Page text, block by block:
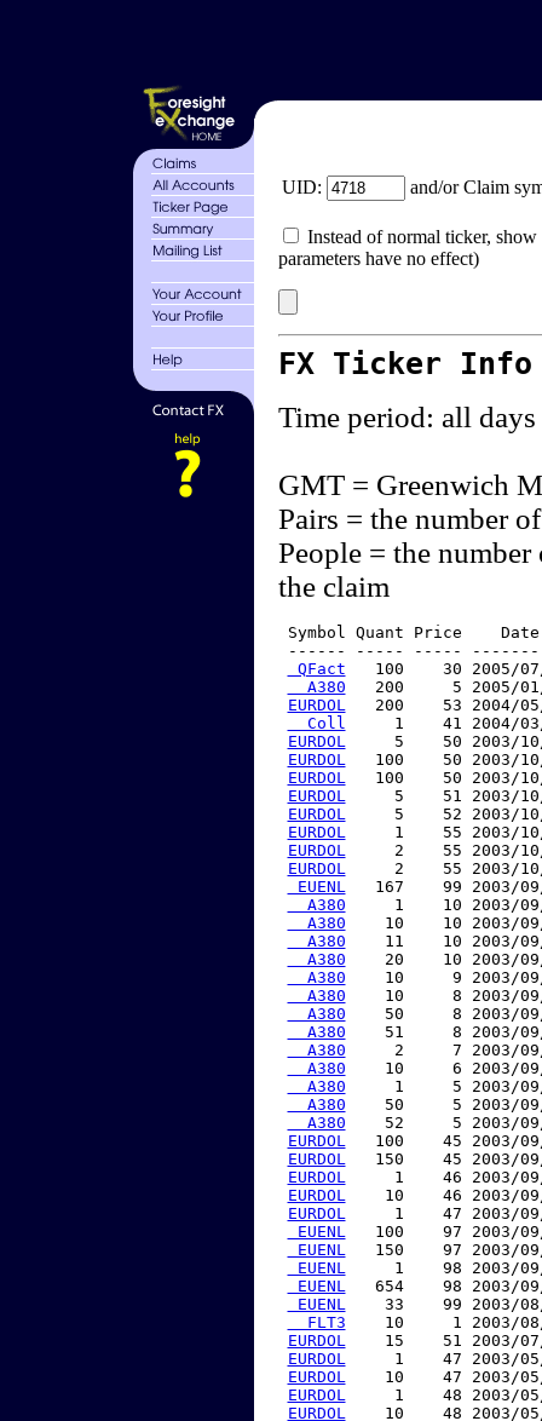
UID: and/or Claim
Instead of normal ticker,
parameters have no effect)
FX Ticker
Time period: all days
GMT = Greenwich
Pairs = the number
People = the
the claim
Symbol Quant Price
------ ----- -----
QFact
100    30 2005/
  A380
200     5 2005/
EURDOL
200    53 2004/
  Coll
1    41 2004/
EURDOL
5    50 2003/
EURDOL
100    50 2003/
EURDOL
100    50 2003/
EURDOL
5    51 2003/
EURDOL
5    52 2003/
EURDOL
1    55 2003/
EURDOL
2    55 2003/
EURDOL
2    55 2003/
EUENL
167    99 2003/
  A380
1    10 2003/
  A380
10    10 2003/
  A380
11    10 2003/
  A380
20    10 2003/
  A380
10     9 2003/
  A380
10     8 2003/
  A380
50     8 2003/
  A380
51     8 2003/
  A380
2     7 2003/
  A380
10     6 2003/
  A380
1     5 2003/
  A380
50     5 2003/
  A380
52     5 2003/
EURDOL
100    45 2003/
EURDOL
150    45 2003/
EURDOL
1    46 2003/
EURDOL
10    46 2003/
EURDOL
1    47 2003/
EUENL
100    97 2003/
EUENL
150    97 2003/
EUENL
1    98 2003/
EUENL
654    98 2003/
EUENL
33    99 2003/
  FLT3
10     1 2003/
EURDOL
15    51 2003/
EURDOL
1    47 2003/
EURDOL
10    47 2003/
EURDOL
1    48 2003/
EURDOL
10    48 2003/